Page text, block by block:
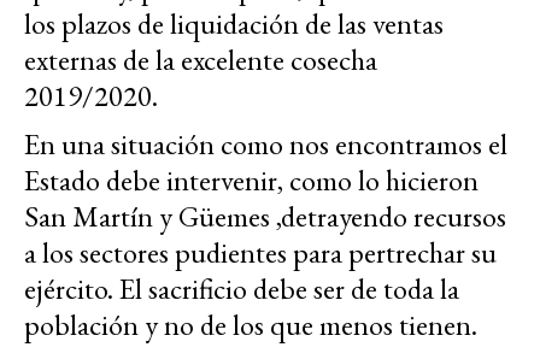
los plazos de liquidación de las ventas
externas de la excelente cosecha
2019/2020.
En una situación como nos encontramos el
Estado debe intervenir, como lo hicieron
San Martín y Güemes ,detrayendo recursos
a los sectores pudientes para pertrechar su
ejército. El sacrificio debe ser de toda la
población y no de los que menos tienen.